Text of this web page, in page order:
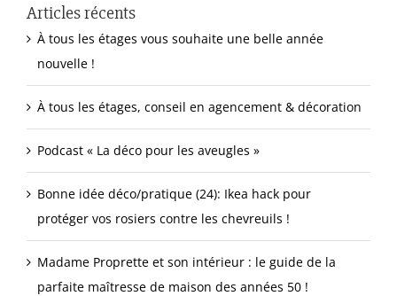
Articles récents
À tous les étages vous souhaite une belle année
nouvelle !
À tous les étages, conseil en agencement & décoration
Podcast « La déco pour les aveugles »
Bonne idée déco/pratique (24): Ikea hack pour
protéger vos rosiers contre les chevreuils !
Madame Proprette et son intérieur : le guide de la
parfaite maîtresse de maison des années 50 !